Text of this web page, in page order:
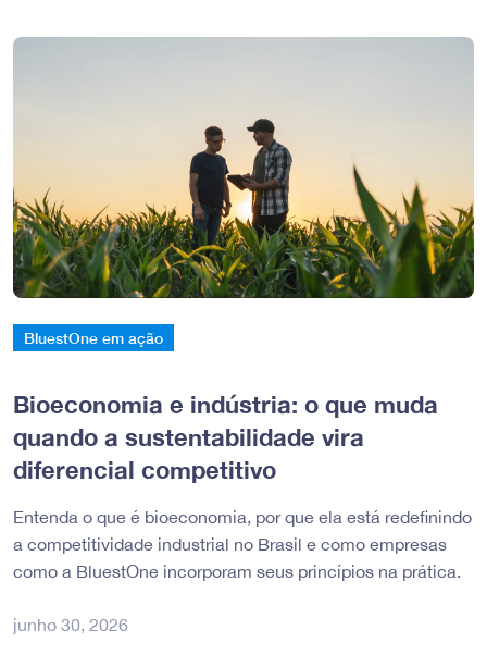
BluestOne em ação
Bioeconomia e indústria: o que muda
quando a sustentabilidade vira
diferencial competitivo
Entenda o que é bioeconomia, por que ela está redefinindo
a competitividade industrial no Brasil e como empresas
como a BluestOne incorporam seus princípios na prática.
junho 30, 2026